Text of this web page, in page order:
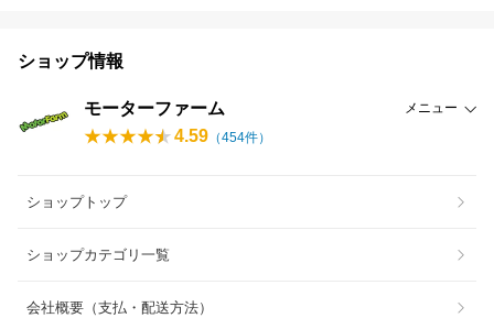
ショップ情報
モーターファーム メニュー
4.59 （454件）
ショップトップ
ショップカテゴリ一覧
会社概要（支払・配送方法）